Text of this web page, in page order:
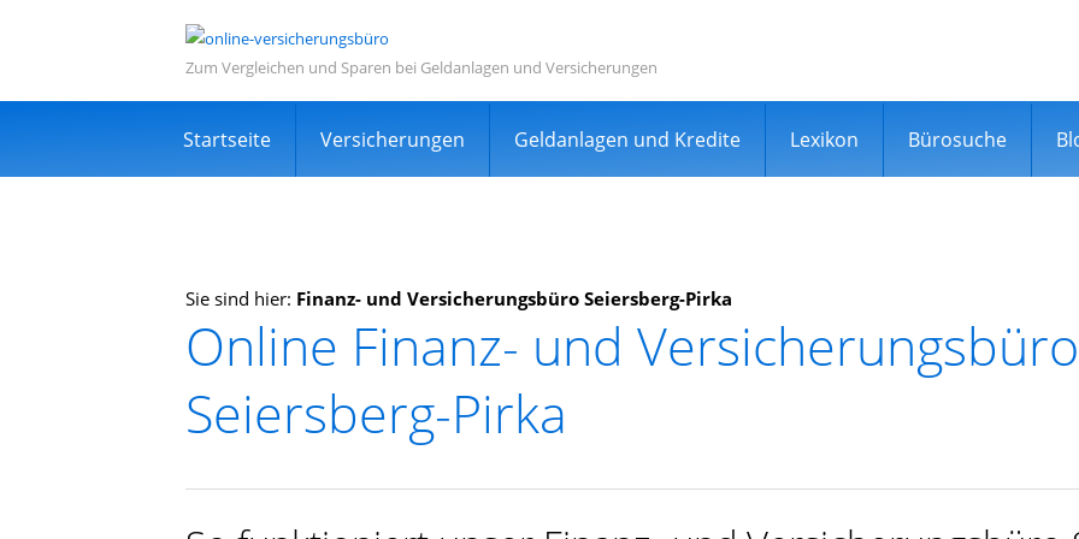
Zum Vergleichen und Sparen bei Geldanlagen und Versicherungen
Startseite Versicherungen Geldanlagen und Kredite Lexikon Bürosuche
Informations- und Vergleichsportal
Sehr viele zufriedene Kunden
Expertensuche in Ihrer Nähe
TOP Dienstleistung und Dienstleister
Sie sind hier: Finanz- und Versicherungsbüro Seiersberg-Pirka
Online Finanz- und Versicherungsbüro
Seiersberg-Pirka